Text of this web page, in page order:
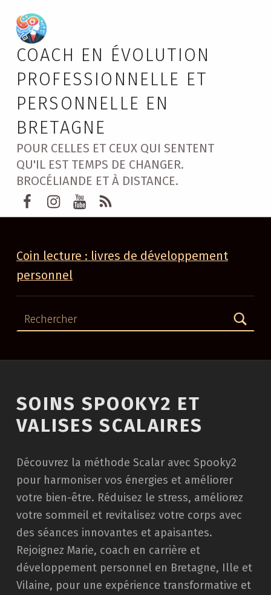
COACH EN ÉVOLUTION
PROFESSIONNELLE ET
PERSONNELLE EN
BRETAGNE
POUR CELLES ET CEUX QUI SENTENT
QU'IL EST TEMPS DE CHANGER.
BROCÉLIANDE ET À DISTANCE.
Page Facebook Marie GUERY
instagram Marie GUERY
Youtube Marie GUERY
Rss Marie Guéry
Coin lecture : livres de développement
personnel
SOINS SPOOKY2 ET
VALISES SCALAIRES
Découvrez la méthode Scalar avec Spooky2
pour harmoniser vos énergies et améliorer
votre bien-être. Réduisez le stress, améliorez
votre sommeil et revitalisez votre corps avec
des séances innovantes et apaisantes.
Rejoignez Marie, coach en carrière et
développement personnel en Bretagne, Ille et
Vilaine, pour une expérience transformative et